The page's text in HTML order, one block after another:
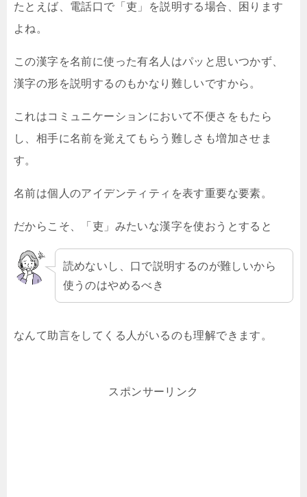
たとえば、電話口で「吏」を説明する場合、困ります
よね。
この漢字を名前に使った有名人はパッと思いつかず、
漢字の形を説明するのもかなり難しいですから。
これはコミュニケーションにおいて不便さをもたら
し、相手に名前を覚えてもらう難しさも増加させま
す。
名前は個人のアイデンティティを表す重要な要素。
だからこそ、「吏」みたいな漢字を使おうとすると
読めないし、口で説明するのが難しいから
使うのはやめるべき
なんて助言をしてくる人がいるのも理解できます。
スポンサーリンク